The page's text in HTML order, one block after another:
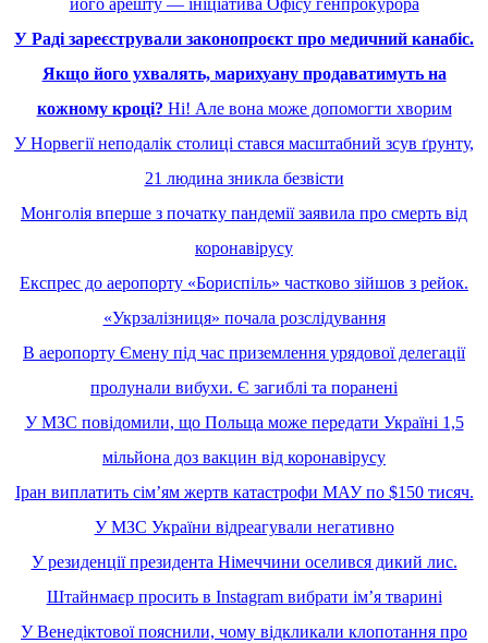
його арешту — ініціатива Офісу генпрокурора
У Раді зареєстрували законопроєкт про медичний канабіс.
Якщо його ухвалять, марихуану продаватимуть на
кожному кроці? Ні! Але вона може допомогти хворим
У Норвегії неподалік столиці стався масштабний зсув ґрунту,
21 людина зникла безвісти
Монголія вперше з початку пандемії заявила про смерть від
коронавірусу
Експрес до аеропорту «Бориспіль» частково зійшов з рейок.
«Укрзалізниця» почала розслідування
В аеропорту Ємену під час приземлення урядової делегації
пролунали вибухи. Є загиблі та поранені
У МЗС повідомили, що Польща може передати Україні 1,5
мільйона доз вакцин від коронавірусу
Іран виплатить сімʼям жертв катастрофи МАУ по $150 тисяч.
У МЗС України відреагували негативно
У резиденції президента Німеччини оселився дикий лис.
Штайнмаєр просить в Instagram вибрати імʼя тварині
У Венедіктової пояснили, чому відкликали клопотання про